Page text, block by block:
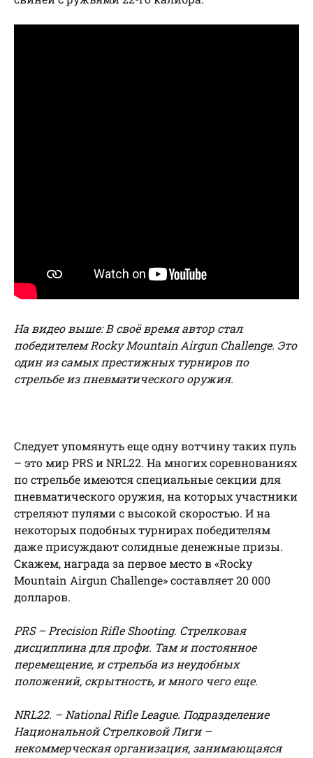
На видео выше: В своё время автор стал
победителем Rocky Mountain Airgun Challenge. Это
один из самых престижных турниров по
стрельбе из пневматического оружия.
Следует упомянуть еще одну вотчину таких пуль
– это мир PRS и NRL22. На многих соревнованиях
по стрельбе имеются специальные секции для
пневматического оружия, на которых участники
стреляют пулями с высокой скоростью. И на
некоторых подобных турнирах победителям
даже присуждают солидные денежные призы.
Скажем, награда за первое место в «Rocky
Mountain Airgun Challenge» составляет 20 000
долларов.
PRS – Precision Rifle Shooting. Стрелковая
дисциплина для профи. Там и постоянное
перемещение, и стрельба из неудобных
положений, скрытность, и много чего еще.
NRL22. – National Rifle League. Подразделение
Национальной Стрелковой Лиги –
некоммерческая организация, занимающаяся